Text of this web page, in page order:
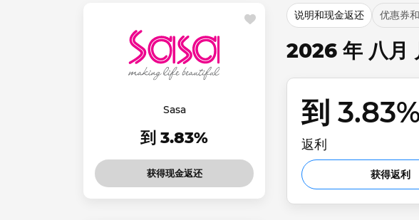
Sasa
到 3.83%
获得现金返还
说明和现金返还 优惠券
2026 年 八月
到 3.83%
返利
获得返利